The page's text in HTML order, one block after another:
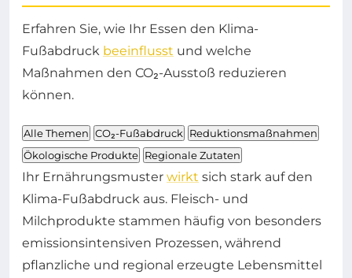
Erfahren Sie, wie Ihr Essen den Klima-
Fußabdruck beeinflusst und welche
Maßnahmen den CO₂-Ausstoß reduzieren
können.
Alle Themen CO₂-Fußabdruck
Reduktionsmaßnahmen
Ökologische Produkte Regionale Zutaten
Ihr Ernährungsmuster wirkt sich stark auf den
Klima-Fußabdruck aus. Fleisch- und
Milchprodukte stammen häufig von besonders
emissionsintensiven Prozessen, während
pflanzliche und regional erzeugte Lebensmittel